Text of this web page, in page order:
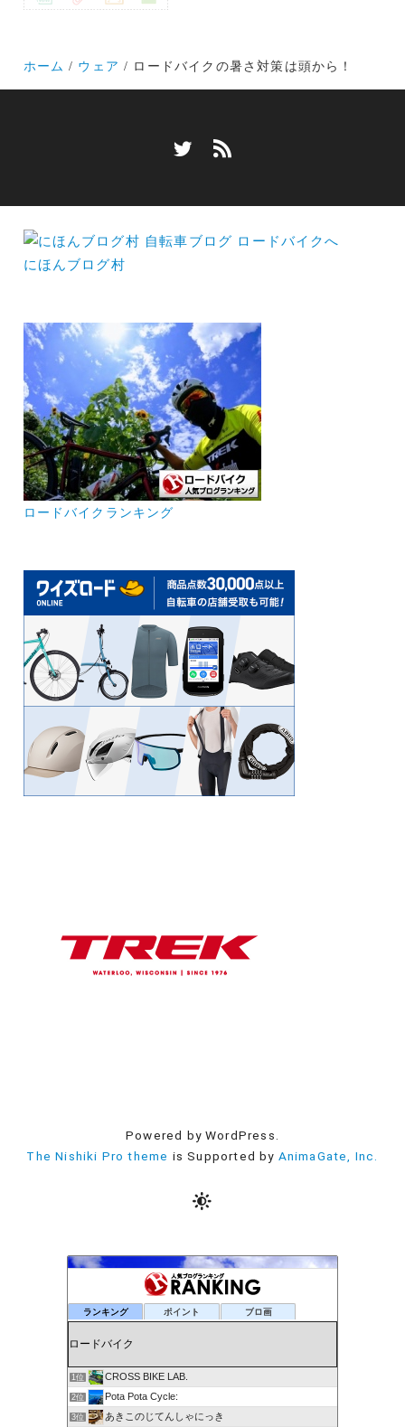
ホーム ウェア ロードバイクの暑さ対策は頭から！
にほんブログ村
ロードバイクランキング
Powered by WordPress.
The Nishiki Pro theme is Supported by AnimaGate, Inc.
ランキング ポイント ブロ画
1位 CROSS BIKE LAB.
2位 Pota Pota Cycle:
3位 あきこのじてんしゃにっき